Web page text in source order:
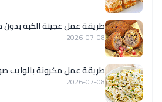
طريقة عمل عجينة الكبة بدون
2026-07-08
طريقة عمل مكرونة بالوايت
2026-07-08